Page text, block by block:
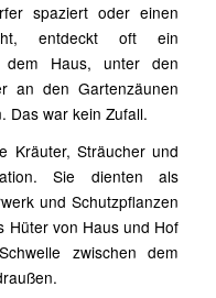
spaziert oder einen
entdeckt oft ein
dem Haus, unter den
an den Gartenzäunen
Das war kein Zufall.
Kräuter, Sträucher und
Sie dienten als
und Schutzpflanzen
Hüter von Haus und Hof
zwischen dem